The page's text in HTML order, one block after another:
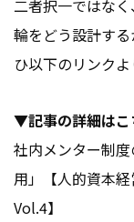
二者択一ではな
輪をどう設計す
ひ以下のリンク
▼記事の詳細はこ
社内メンター制
用」【人的資本
Vol.4】